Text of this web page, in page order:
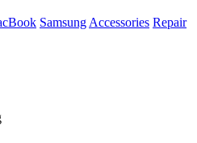
Samsung Accessories Repair